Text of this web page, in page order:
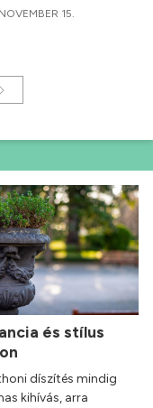
15.
és stílus
díszítés mindig
kihívás, arra